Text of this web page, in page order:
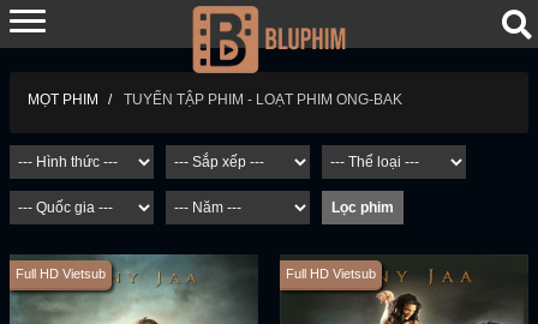
MỌT PHIM TUYỂN TẬP PHIM - LOẠT PHIM ONG-BAK
Full HD Vietsub Full HD Vietsub